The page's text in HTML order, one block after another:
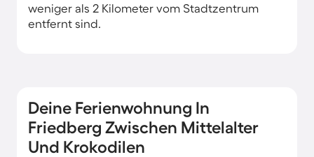
weniger als 2 Kilometer vom Stadtzentrum
entfernt sind.
Deine Ferienwohnung In
Friedberg Zwischen Mittelalter
Und Krokodilen